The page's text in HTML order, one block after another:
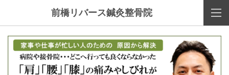
前橋リバース鍼灸整骨院